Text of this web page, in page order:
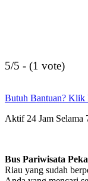
5/5 - (1 vote)
Butuh Bantuan? Klik
Aktif 24 Jam Selama
Bus Pariwisata
Riau yang sudah